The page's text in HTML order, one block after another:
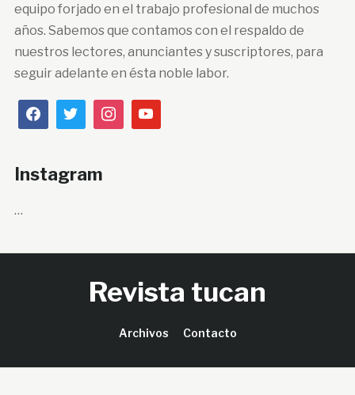
equipo forjado en el trabajo profesional de muchos
años. Sabemos que contamos con el respaldo de
nuestros lectores, anunciantes y suscriptores, para
seguir adelante en ésta noble labor.
Instagram
…
Revista tucan
Archivos Contacto